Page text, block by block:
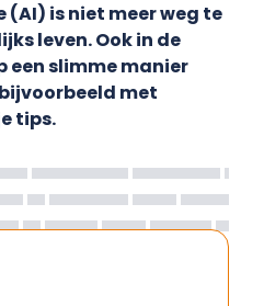
is niet meer weg te
leven. Ook in de
een slimme manier
met
tips.